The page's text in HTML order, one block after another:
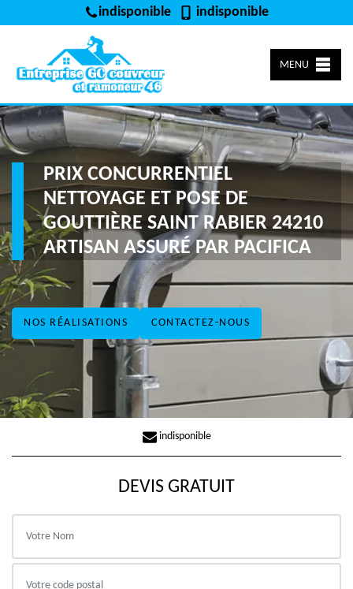
indisponible indisponible
MENU
NOS RÉALISATIONS CONTACTEZ-NOUS
PRIX CONCURRENTIEL
NETTOYAGE ET POSE DE
GOUTTIÈRE SAINT RABIER 24210
ARTISAN ASSURÉ PAR PACIFICA
indisponible
DEVIS GRATUIT